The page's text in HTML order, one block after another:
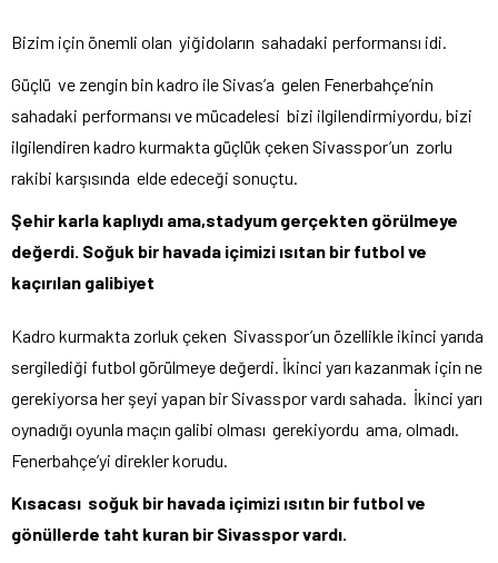
Bizim için önemli olan yiğidoların sahadaki performansı idi.
Güçlü ve zengin bin kadro ile Sivas’a gelen Fenerbahçe’nin
sahadaki performansı ve mücadelesi bizi ilgilendirmiyordu, bizi
ilgilendiren kadro kurmakta güçlük çeken Sivasspor’un zorlu
rakibi karşısında elde edeceği sonuçtu.
Şehir karla kaplıydı ama,stadyum gerçekten görülmeye
değerdi. Soğuk bir havada içimizi ısıtan bir futbol ve
kaçırılan galibiyet
Kadro kurmakta zorluk çeken Sivasspor’un özellikle ikinci yarıda
sergilediği futbol görülmeye değerdi. İkinci yarı kazanmak için ne
gerekiyorsa her şeyi yapan bir Sivasspor vardı sahada. İkinci yarı
oynadığı oyunla maçın galibi olması gerekiyordu ama, olmadı.
Fenerbahçe’yi direkler korudu.
Kısacası soğuk bir havada içimizi ısıtın bir futbol ve
gönüllerde taht kuran bir Sivasspor vardı.